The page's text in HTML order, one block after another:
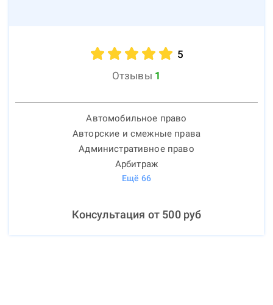
5
Отзывы 1
Автомобильное право
Авторские и смежные права
Административное право
Арбитраж
Ещё 66
Консультация от 500руб